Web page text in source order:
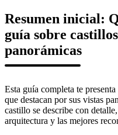
Resumen inicial:
guía sobre
panorámicas
Esta guía completa te
que destacan por sus vistas
castillo se describe con
arquitectura y las mejores